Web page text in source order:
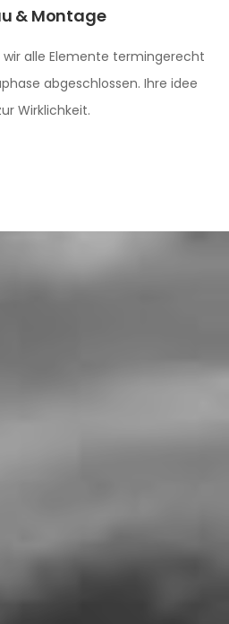
& Montage
alle Elemente termingerecht
abgeschlossen. Ihre idee
Wirklichkeit.